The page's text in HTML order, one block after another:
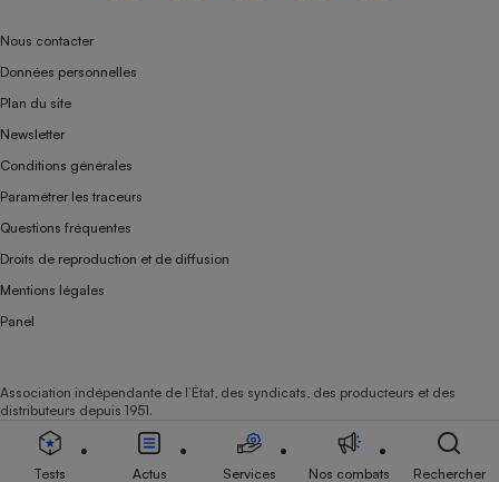
Nous contacter
Données personnelles
Plan du site
Newsletter
Conditions générales
Paramétrer les traceurs
Questions fréquentes
Droits de reproduction et de diffusion
Mentions légales
Panel
Association indépendante de l’État, des syndicats, des producteurs et des
distributeurs depuis 1951.
Tests Actus Services Nos combats Rechercher